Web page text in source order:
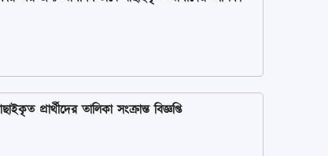
প্রার্থীদের তালিকা সংক্রান্ত বিজ্ঞপ্তি